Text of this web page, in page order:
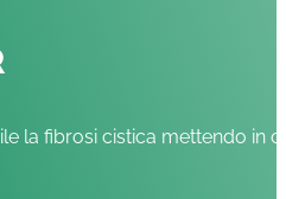
la fibrosi cistica mettendo in